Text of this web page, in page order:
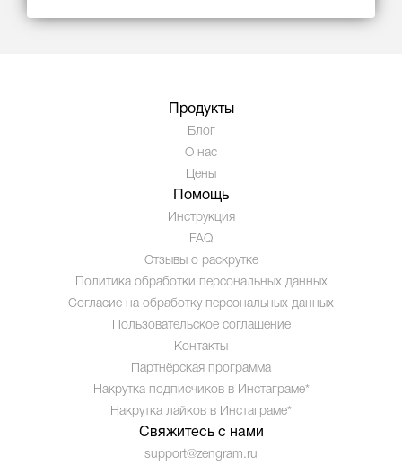
Продукты
Блог
О нас
Цены
Помощь
Инструкция
FAQ
Отзывы о раскрутке
Политика обработки персональных данных
Согласие на обработку персональных данных
Пользовательское соглашение
Контакты
Партнёрская программа
Накрутка подписчиков в Инстаграме*
Накрутка лайков в Инстаграме*
Свяжитесь с нами
support@zengram.ru